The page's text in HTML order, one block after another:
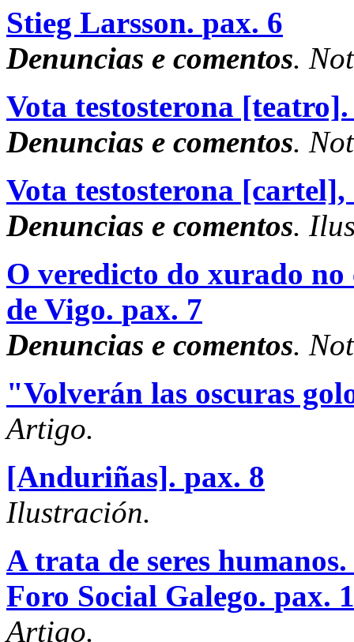
Stieg Larsson. pax. 6
Denuncias e comentos.
Vota testosterona [teatro].
Denuncias e comentos.
Vota testosterona [cartel],
Denuncias e comentos.
O veredicto do xurado
de Vigo. pax. 7
Denuncias e comentos.
"Volverán las oscuras
Artigo.
[Anduriñas]. pax. 8
Ilustración.
A trata de seres
Foro Social Galego. pax.
Artigo.